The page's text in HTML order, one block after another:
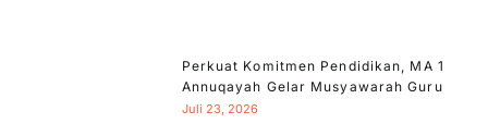
Perkuat Komitmen Pendidikan, MA 1
Annuqayah Gelar Musyawarah Guru
Juli 23, 2026